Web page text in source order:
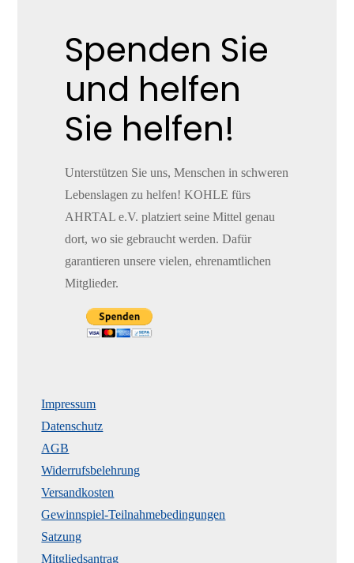
Spenden Sie
und helfen
Sie helfen!
Unterstützen Sie uns, Menschen in schweren
Lebenslagen zu helfen! KOHLE fürs
AHRTAL e.V. platziert seine Mittel genau
dort, wo sie gebraucht werden. Dafür
garantieren unsere vielen, ehrenamtlichen
Mitglieder.
Impressum
Datenschutz
AGB
Widerrufsbelehrung
Versandkosten
Gewinnspiel-Teilnahmebedingungen
Satzung
Mitgliedsantrag